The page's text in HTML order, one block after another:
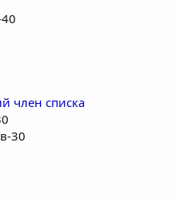
член списка
30